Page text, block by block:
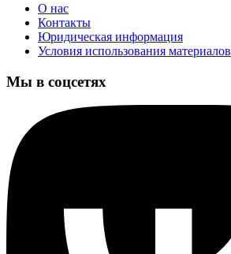
О нас
Контакты
Юридическая информация
Условия использования материалов
Мы в соцсетях